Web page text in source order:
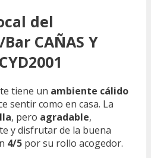
del
CAÑAS Y
tiene un ambiente cálido
sentir como en casa. La
, pero agradable,
y disfrutar de la buena
4/5 por su rollo acogedor.